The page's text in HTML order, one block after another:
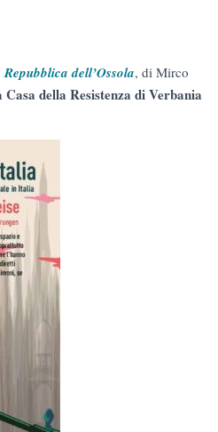
dell’Ossola, di Mirco
della Resistenza di Verbania